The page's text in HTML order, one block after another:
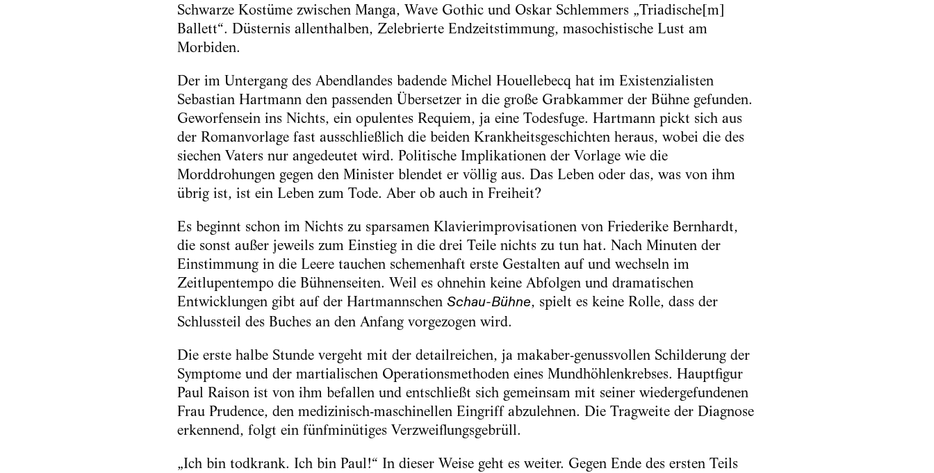
Schwarze Kostüme zwischen Manga, Wave Gothic und Oskar Schlemmers „Triadische[m]
Ballett“. Düsternis allenthalben, Zelebrierte Endzeitstimmung, masochistische Lust am
Morbiden.
Der im Untergang des Abendlandes badende Michel Houellebecq hat im Existenzialisten
Sebastian Hartmann den passenden Übersetzer in die große Grabkammer der Bühne gefunden.
Geworfensein ins Nichts, ein opulentes Requiem, ja eine Todesfuge. Hartmann pickt sich aus
der Romanvorlage fast ausschließlich die beiden Krankheitsgeschichten heraus, wobei die des
siechen Vaters nur angedeutet wird. Politische Implikationen der Vorlage wie die
Morddrohungen gegen den Minister blendet er völlig aus. Das Leben oder das, was von ihm
übrig ist, ist ein Leben zum Tode. Aber ob auch in Freiheit?
Es beginnt schon im Nichts zu sparsamen Klavierimprovisationen von Friederike Bernhardt,
die sonst außer jeweils zum Einstieg in die drei Teile nichts zu tun hat. Nach Minuten der
Einstimmung in die Leere tauchen schemenhaft erste Gestalten auf und wechseln im
Zeitlupentempo die Bühnenseiten. Weil es ohnehin keine Abfolgen und dramatischen
Entwicklungen gibt auf der Hartmannschen Schau-Bühne, spielt es keine Rolle, dass der
Schlussteil des Buches an den Anfang vorgezogen wird.
Die erste halbe Stunde vergeht mit der detailreichen, ja makaber-genussvollen Schilderung der
Symptome und der martialischen Operationsmethoden eines Mundhöhlenkrebses. Hauptfigur
Paul Raison ist von ihm befallen und entschließt sich gemeinsam mit seiner wiedergefundenen
Frau Prudence, den medizinisch-maschinellen Eingriff abzulehnen. Die Tragweite der Diagnose
erkennend, folgt ein fünfminütiges Verzweiflungsgebrüll.
„Ich bin todkrank. Ich bin Paul!“ In dieser Weise geht es weiter. Gegen Ende des ersten Teils